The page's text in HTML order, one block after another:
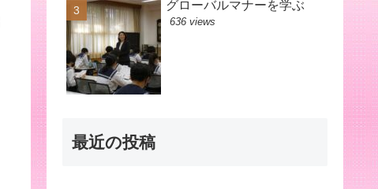
グローバルマナーを学ぶ
636 views
最近の投稿